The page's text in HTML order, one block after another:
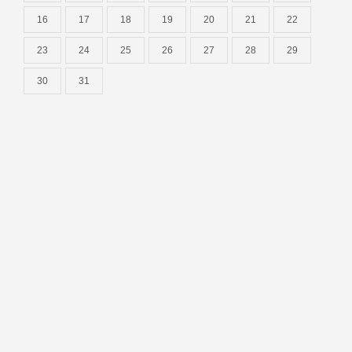
16 17 18 19 20 21 22
23 24 25 26 27 28 29
30 31